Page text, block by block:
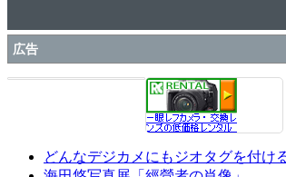
広告
どんなデジカメにもジオタグを付け